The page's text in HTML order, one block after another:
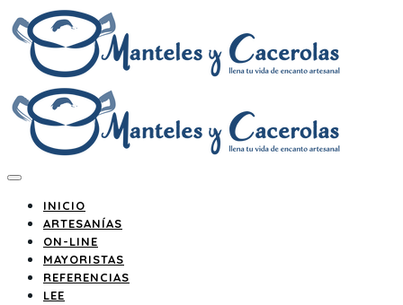
INICIO
ARTESANÍAS
ON-LINE
MAYORISTAS
REFERENCIAS
LEE